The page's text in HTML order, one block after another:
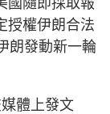
國隨即採取報
授權伊朗合法
朗發動新一輪
體上發文